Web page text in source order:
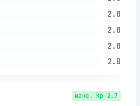
2.0
2.0
2.0
2.0
макс. Kp 2.7